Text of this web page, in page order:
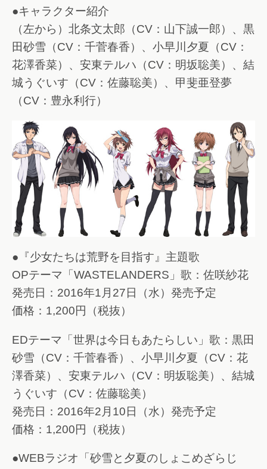
●キャラクター紹介
（左から）北条文太郎（CV：山下誠一郎）、黒
田砂雪（CV：千菅春香）、小早川夕夏（CV：
花澤香菜）、安東テルハ（CV：明坂聡美）、結
城うぐいす（CV：佐藤聡美）、甲斐亜登夢
（CV：豊永利行）
●『少女たちは荒野を目指す』主題歌
OPテーマ「WASTELANDERS」歌：佐咲紗花
発売日：2016年1月27日（水）発売予定
価格：1,200円（税抜）
EDテーマ「世界は今日もあたらしい」歌：黒田
砂雪（CV：千菅春香）、小早川夕夏（CV：花
澤香菜）、安東テルハ（CV：明坂聡美）、結城
うぐいす（CV：佐藤聡美）
発売日：2016年2月10日（水）発売予定
価格：1,200円（税抜）
●WEBラジオ「砂雪と夕夏のしょこめざらじ